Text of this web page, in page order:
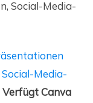
Social-Media-
Media-
Verfügt Canva